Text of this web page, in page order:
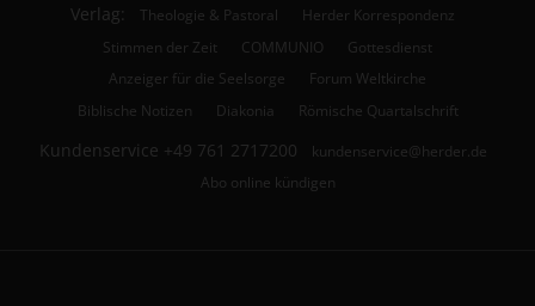
Verlag: Theologie & Pastoral
Herder Korrespondenz
Stimmen der Zeit
COMMUNIO
Gottesdienst
Anzeiger für die Seelsorge
Forum Weltkirche
Biblische Notizen
Diakonia Römische Quartalschrift
Kundenservice +49 761 2717200
kundenservice@herder.de
Abo online kündigen